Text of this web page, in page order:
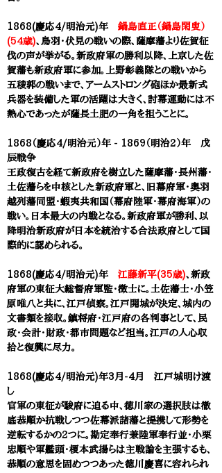
1868(慶応4/明治元)年 鍋島直正（鍋島閑叟）
(54歳)、鳥羽・伏見の戦いの際、薩摩藩より佐賀征
伐の声が挙がる。新政府軍の勝利以降、上京した佐
賀藩も新政府軍に参加。上野彰義隊との戦いから
五稜郭の戦いまで、アームストロング砲ほか最新式
兵器を装備した軍の活躍は大きく、討幕運動には不
熱心であったが薩長土肥の一角を担うことに。
1868（慶応4/明治元）年 - 1869（明治2）年 ​戊
辰戦争
王政復古を経て新政府を樹立した薩摩藩・長州藩・
土佐藩らを中核とした新政府軍と、旧幕府軍・奥羽
越列藩同盟・蝦夷共和国（幕府陸軍・幕府海軍）の
戦い。日本最大の内戦となる。新政府軍が勝利、以
降明治新政府が日本を統治する合法政府として国
際的に認められる。
1868(慶応4/明治元)年 江藤新平(35歳)、新政
府軍の東征大総督府軍監・徴士に。土佐藩士・小笠
原唯八と共に、江戸偵察。江戸開城が決定、城内の
文書類を接収。鎮将府・江戸府の各判事として、民
政・会計・財政・都市問題など担当。 江戸の人心収
拾と復興に尽力。
1868(慶応4/明治元)年3月-4月 江戸城明け渡
し
官軍の東征が駿府に迫る中、徳川家の選択肢は徹
底恭順か抗戦しつつ佐幕派諸藩と提携して形勢を
逆転するかの2つに。勘定奉行兼陸軍奉行並・小栗
忠順や軍艦頭・榎本武揚らは主戦論を主張するも、
恭順の意思を固めつつあった徳川慶喜に容れられ